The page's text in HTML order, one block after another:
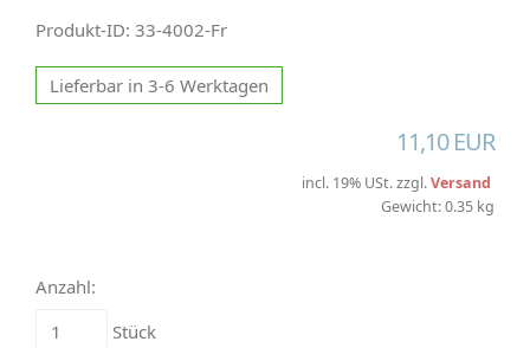
Produkt-ID: 33-4002-Fr
Lieferbar in 3-6 Werktagen
11,10 EUR
incl. 19% USt. zzgl.Versand
Gewicht: 0.35 kg
Anzahl:
Stück